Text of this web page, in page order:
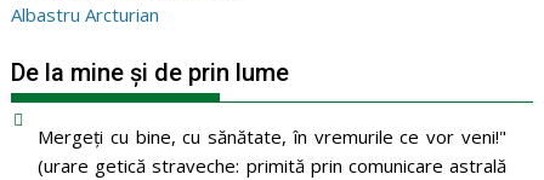
Albastru Arcturian
De la mine și de prin lume
Mergeţi cu bine, cu sănătate, în vremurile ce vor veni!"
(urare getică straveche: primită prin comunicare astrală